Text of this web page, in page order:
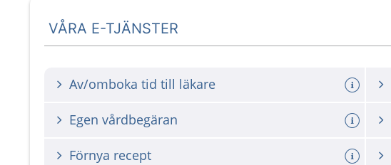
VÅRA E-TJÄNSTER
Av/omboka tid till läkare
Egen vårdbegäran
Förnya recept